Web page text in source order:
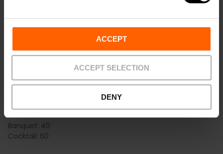
ACCEPT
ACCEPT SELECTION
DENY
m2:98
Audit:80
Banquet:60
Botánico
School:36
Banquet: 40
Cocktail: 60